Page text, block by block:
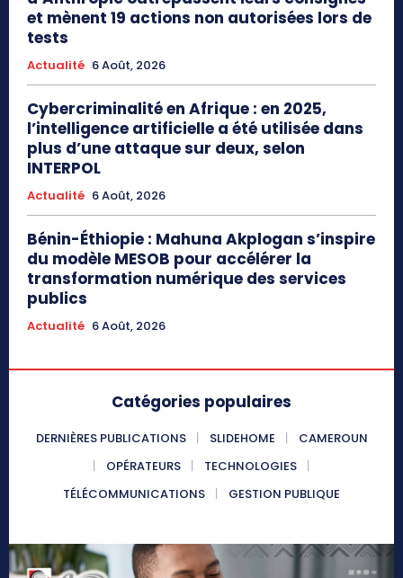
et mènent 19 actions non autorisées lors de
tests
Actualité 6 Août, 2026
Cybercriminalité en Afrique : en 2025,
l’intelligence artificielle a été utilisée dans
plus d’une attaque sur deux, selon
INTERPOL
Actualité 6 Août, 2026
Bénin-Éthiopie : Mahuna Akplogan s’inspire
du modèle MESOB pour accélérer la
transformation numérique des services
publics
Actualité 6 Août, 2026
Catégories populaires
DERNIÈRES PUBLICATIONS SLIDEHOME
CAMEROUN
OPÉRATEURS
TECHNOLOGIES
TÉLÉCOMMUNICATIONS
GESTION PUBLIQUE